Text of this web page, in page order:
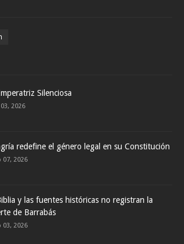
Silenciosa
2026
redefine el género legal en su Constitución
07, 2026
y las fuentes históricas no registran la
de Barrabás
03, 2026